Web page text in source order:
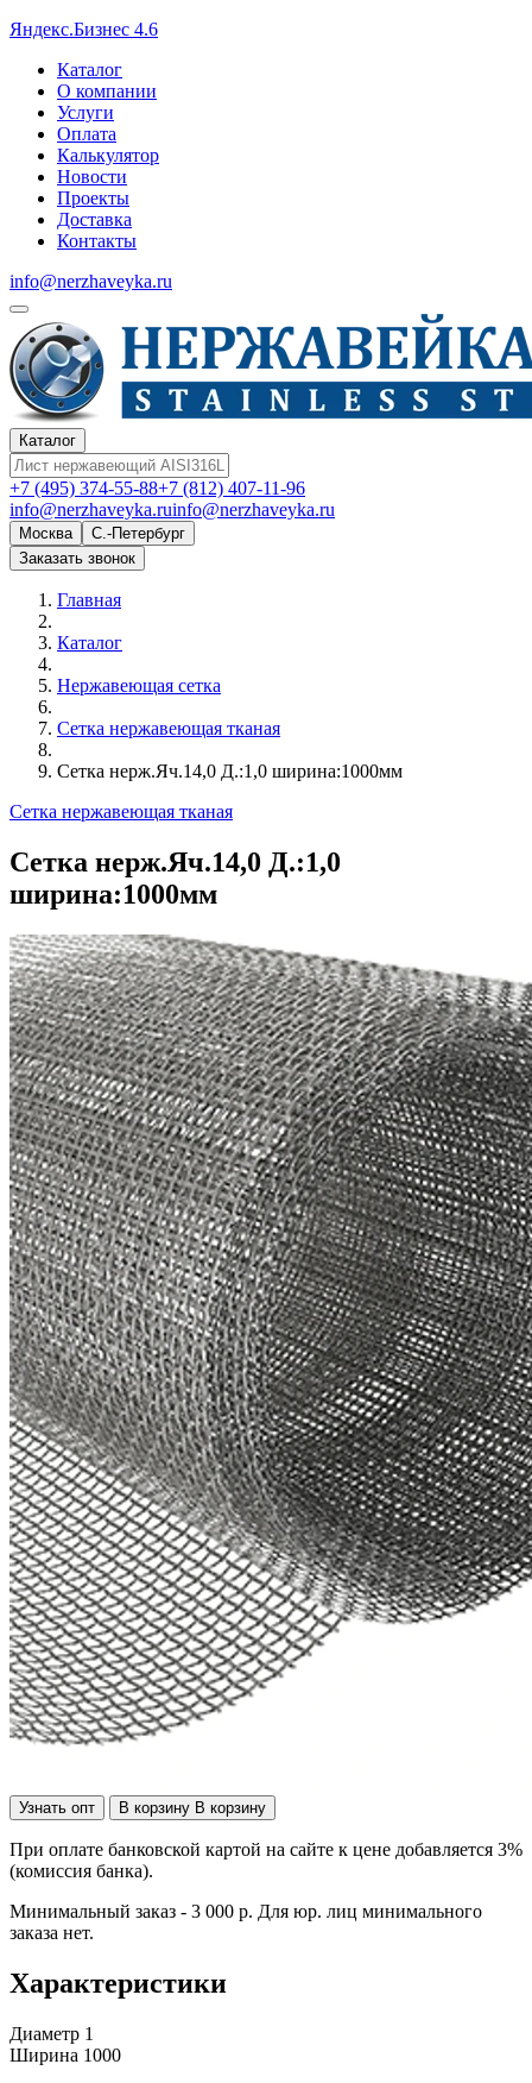
Яндекс.Бизнес 4.6
Каталог
О компании
Услуги
Оплата
Калькулятор
Новости
Проекты
Доставка
Контакты
info@nerzhaveyka.ru
Каталог
+7 (495) 374-55-88+7 (812) 407-11-96
info@nerzhaveyka.ruinfo@nerzhaveyka.ru
Москва
С.-Петербург
Заказать звонок
Главная
Каталог
Нержавеющая сетка
Сетка нержавеющая тканая
Сетка нерж.Яч.14,0 Д.:1,0 ширина:1000мм
Сетка нержавеющая тканая
Сетка нерж.Яч.14,0 Д.:1,0
ширина:1000мм
Узнать опт В корзину В корзину
При оплате банковской картой на сайте к цене добавляется 3%
(комиссия банка).
Минимальный заказ - 3 000 р. Для юр. лиц минимального
заказа нет.
Характеристики
Диаметр 1
Ширина 1000